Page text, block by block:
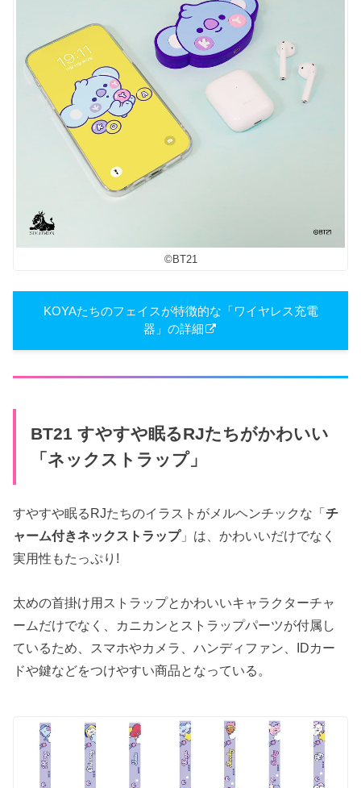
©︎BT21
KOYAたちのフェイスが特徴的な「ワイヤレス充電
器」の詳細
BT21 すやすや眠るRJたちがかわいい
「ネックストラップ」
すやすや眠るRJたちのイラストがメルヘンチックな「チ
ャーム付きネックストラップ」は、かわいいだけでなく
実用性もたっぷり!
太めの首掛け用ストラップとかわいいキャラクターチャ
ームだけでなく、カニカンとストラップパーツが付属し
ているため、スマホやカメラ、ハンディファン、IDカー
ドや鍵などをつけやすい商品となっている。